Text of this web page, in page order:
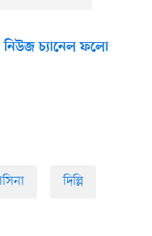
চ্যানেল ফলো
দিল্লি